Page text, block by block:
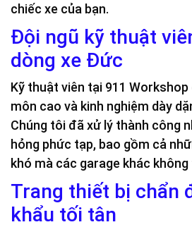
chiếc xe của bạn.
Đội ngũ kỹ thuật
dòng xe Đức
Kỹ thuật viên tại 911
môn cao và kinh nghiệm dày
Chúng tôi đã xử lý thành công
hỏng phức tạp, bao gồm cả
khó mà các garage khác
Trang thiết bị chẩn
khẩu tối tân